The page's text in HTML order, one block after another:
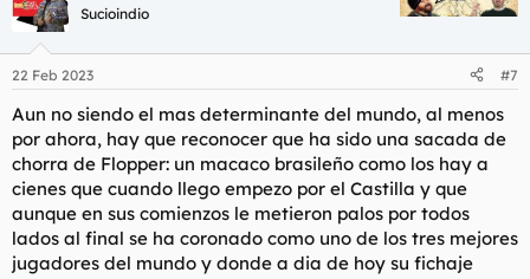
Sucioindio
22 Feb 2023 #7
Aun no siendo el mas determinante del mundo, al menos
por ahora, hay que reconocer que ha sido una sacada de
chorra de Flopper: un macaco brasileño como los hay a
cienes que cuando llego empezo por el Castilla y que
aunque en sus comienzos le metieron palos por todos
lados al final se ha coronado como uno de los tres mejores
jugadores del mundo y donde a dia de hoy su fichaje